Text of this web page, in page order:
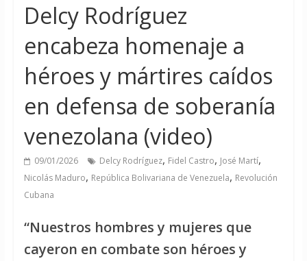
Delcy Rodríguez
encabeza homenaje a
héroes y mártires caídos
en defensa de soberanía
venezolana (video)
09/01/2026 Delcy Rodríguez, Fidel Castro, José Martí,
Nicolás Maduro, República Bolivariana de Venezuela, Revolución
Cubana
“Nuestros hombres y mujeres que
cayeron en combate son héroes y